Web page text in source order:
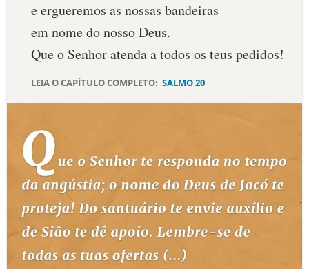
PERGUNTE À BÍBLIA
TERMO BÍBLICO JOGOS
QUEM SOMOS
e ergueremos as nossas bandeiras
em nome do nosso Deus.
Que o Senhor atenda a todos os teus pedidos!
LEIA O CAPÍTULO COMPLETO: SALMO 20